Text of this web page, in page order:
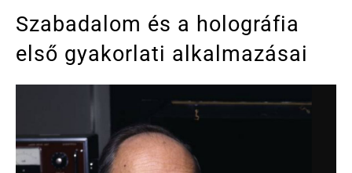
Szabadalom és a holográfia
első gyakorlati alkalmazásai